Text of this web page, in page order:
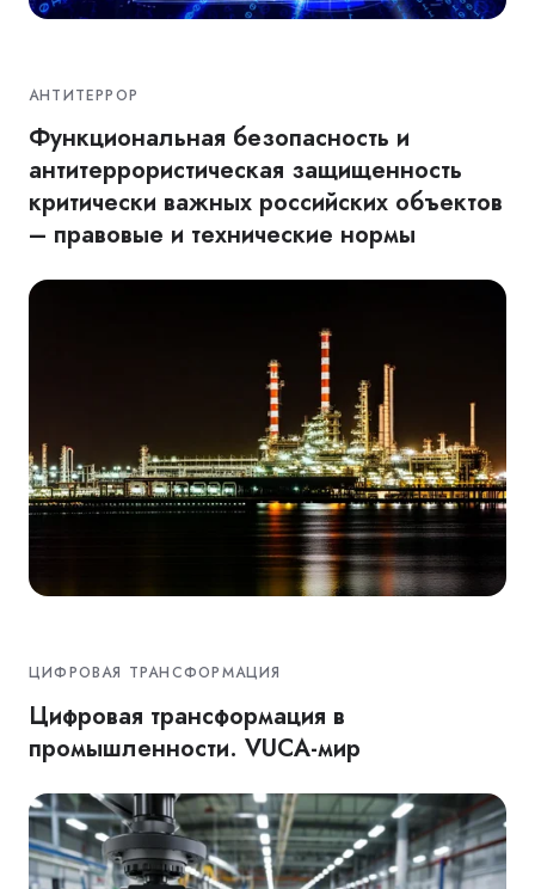
АНТИТЕРРОР
Функциональная безопасность и
антитеррористическая защищенность
критически важных российских объектов
– правовые и технические нормы
ЦИФРОВАЯ ТРАНСФОРМАЦИЯ
Цифровая трансформация в
промышленности. VUCA-мир